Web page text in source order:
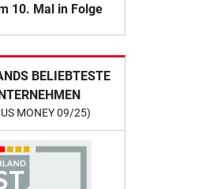
10. Mal in Folge
BELIEBTESTE
MONEY 09/25)